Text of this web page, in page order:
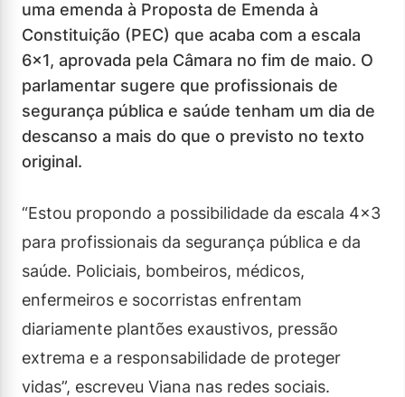
uma emenda à Proposta de Emenda à
Constituição (PEC) que acaba com a escala
6×1, aprovada pela Câmara no fim de maio. O
parlamentar sugere que profissionais de
segurança pública e saúde tenham um dia de
descanso a mais do que o previsto no texto
original.
“Estou propondo a possibilidade da escala 4×3
para profissionais da segurança pública e da
saúde. Policiais, bombeiros, médicos,
enfermeiros e socorristas enfrentam
diariamente plantões exaustivos, pressão
extrema e a responsabilidade de proteger
vidas”, escreveu Viana nas redes sociais.